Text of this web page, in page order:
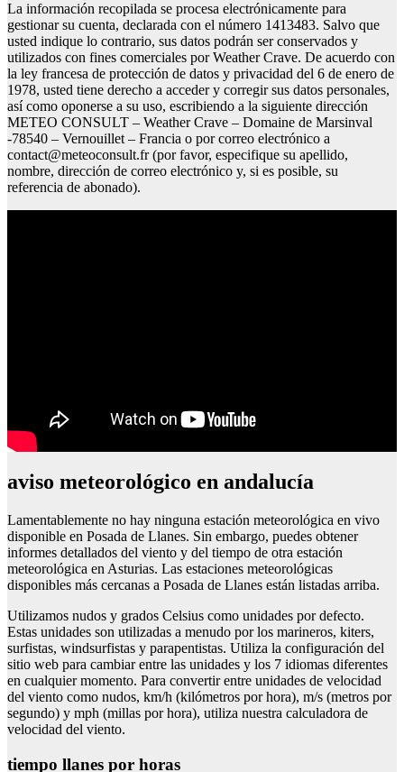
La información recopilada se procesa electrónicamente para
gestionar su cuenta, declarada con el número 1413483. Salvo que
usted indique lo contrario, sus datos podrán ser conservados y
utilizados con fines comerciales por Weather Crave. De acuerdo con
la ley francesa de protección de datos y privacidad del 6 de enero de
1978, usted tiene derecho a acceder y corregir sus datos personales,
así como oponerse a su uso, escribiendo a la siguiente dirección
METEO CONSULT – Weather Crave – Domaine de Marsinval
-78540 – Vernouillet – Francia o por correo electrónico a
contact@meteoconsult.fr(por favor, especifique su apellido,
nombre, dirección de correo electrónico y, si es posible, su
referencia de abonado).
aviso meteorológico en andalucía
Lamentablemente no hay ninguna estación meteorológica en vivo
disponible en Posada de Llanes. Sin embargo, puedes obtener
informes detallados del viento y del tiempo de otra estación
meteorológica en Asturias. Las estaciones meteorológicas
disponibles más cercanas a Posada de Llanes están listadas arriba.
Utilizamos nudos y grados Celsius como unidades por defecto.
Estas unidades son utilizadas a menudo por los marineros, kiters,
surfistas, windsurfistas y parapentistas. Utiliza la configuración del
sitio web para cambiar entre las unidades y los 7 idiomas diferentes
en cualquier momento. Para convertir entre unidades de velocidad
del viento como nudos, km/h (kilómetros por hora), m/s (metros por
segundo) y mph (millas por hora), utiliza nuestra calculadora de
velocidad del viento.
tiempo llanes por horas